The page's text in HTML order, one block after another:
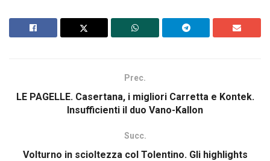
Prec.
LE PAGELLE. Casertana, i migliori Carretta e Kontek.
Insufficienti il duo Vano-Kallon
Succ.
Volturno in scioltezza col Tolentino. Gli highlights